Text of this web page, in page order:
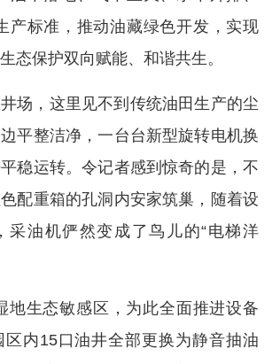
产标准，推动油藏绿色开发，实现
态保护双向赋能、和谐共生。
场，这里见不到传统油田生产的尘
平整洁净，一台台新型旋转电机换
稳运转。令记者感到惊奇的是，不
配重箱的孔洞内安家筑巢，随着设
采油机俨然变成了鸟儿的“电梯洋
地生态敏感区，为此全面推进设备
内15口油井全部更换为静音抽油